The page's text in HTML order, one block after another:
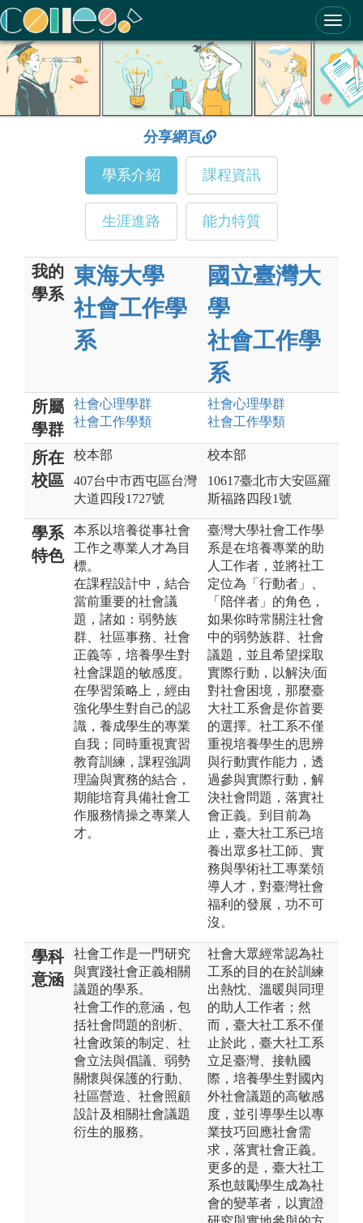
ColleGo! 大學選才與高中育才輔助系統
分享網頁
學系介紹 課程資訊
生涯進路 能力特質
我的
學系
東海大學
社會工作學
系
國立臺灣大
學
社會工作學
系
所屬
學群
社會心理學群
社會工作學類
社會心理學群
社會工作學類
所在
校區
校本部
407台中市西屯區台灣
大道四段1727號
校本部
10617臺北市大安區羅
斯福路四段1號
學系
特色
本系以培養從事社會
工作之專業人才為目
標。
在課程設計中，結合
當前重要的社會議
題，諸如：弱勢族
群、社區事務、社會
正義等，培養學生對
社會課題的敏感度。
在學習策略上，經由
強化學生對自己的認
識，養成學生的專業
自我；同時重視實習
教育訓練，課程強調
理論與實務的結合，
期能培育具備社會工
作服務情操之專業人
才。
臺灣大學社會工作學
系是在培養專業的助
人工作者，並將社工
定位為「行動者」、
「陪伴者」的角色，
如果你時常關注社會
中的弱勢族群、社會
議題，並且希望採取
實際行動，以解決/面
對社會困境，那麼臺
大社工系會是你首要
的選擇。社工系不僅
重視培養學生的思辨
與行動實作能力，透
過參與實際行動，解
決社會問題，落實社
會正義。到目前為
止，臺大社工系已培
養出眾多社工師、實
務與學術社工專業領
導人才，對臺灣社會
福利的發展，功不可
沒。
學科
意涵
社會工作是一門研究
與實踐社會正義相關
議題的學系。
社會工作的意涵，包
括社會問題的剖析、
社會政策的制定、社
會立法與倡議、弱勢
關懷與保護的行動、
社區營造、社會照顧
設計及相關社會議題
衍生的服務。
社會大眾經常認為社
工系的目的在於訓練
出熱忱、溫暖與同理
的助人工作者；然
而，臺大社工系不僅
止於此，臺大社工系
立足臺灣、接軌國
際，培養學生對國內
外社會議題的高敏感
度，並引導學生以專
業技巧回應社會需
求，落實社會正義。
更多的是，臺大社工
系也鼓勵學生成為社
會的變革者，以實證